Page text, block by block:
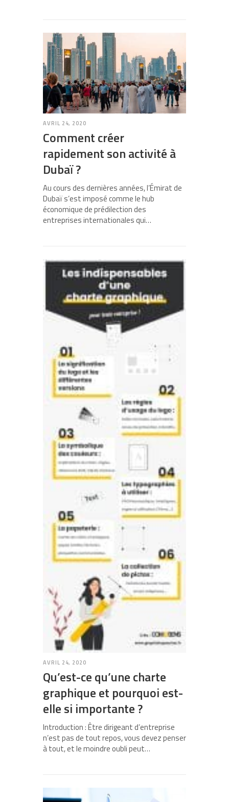
AVRIL 24, 2020
Comment créer
rapidement son activité à
Dubaï ?
Au cours des dernières années, l’Émirat de
Dubaï s’est imposé comme le hub
économique de prédilection des
entreprises internationales qui…
AVRIL 24, 2020
Qu’est-ce qu’une charte
graphique et pourquoi est-
elle si importante ?
Introduction : Être dirigeant d’entreprise
n’est pas de tout repos, vous devez penser
à tout, et le moindre oubli peut…